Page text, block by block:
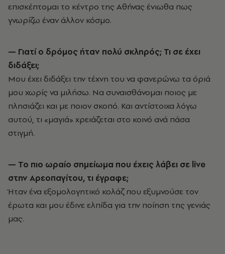
επισκέπτομαι το κέντρο της Αθήνας ένιωθα πως
γνωρίζω έναν άλλον κόσμο.
— Γιατί ο δρόμος ήταν πολύ σκληρός; Τι σε έχει
διδάξει;
Μου έχει διδάξει την τέχνη του να φανερώνω τα όριά
μου χωρίς να μιλήσω. Να συναισθάνομαι ποιος με
πλησιάζει και με ποιον σκοπό. Και αντίστοιχα λόγω
αυτού, τι «μαγιά» χρειάζεται στο κοινό ανά πάσα
στιγμή.
— Το πιο ωραίο σημείωμα που έχεις λάβει σε live
στην Αρεοπαγίτου, τι έγραφε;
Ήταν ένα εξομολογητικό κολάζ που εξυμνούσε τον
έρωτα και μου έδινε ελπίδα για την ποίηση της γενιάς
μας.